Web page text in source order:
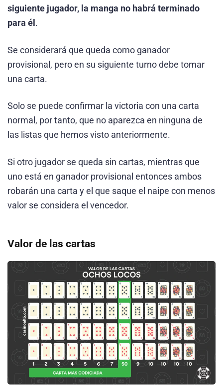
siguiente jugador, la manga no habrá terminado
para él .
Se considerará que queda como ganador
provisional, pero en su siguiente turno debe tomar
una carta.
Solo se puede confirmar la victoria con una carta
normal, por tanto, que no aparezca en ninguna de
las listas que hemos visto anteriormente.
Si otro jugador se queda sin cartas, mientras que
uno está en ganador provisional entonces ambos
robarán una carta y el que saque el naipe con menos
valor se considera el vencedor.
Valor de las cartas